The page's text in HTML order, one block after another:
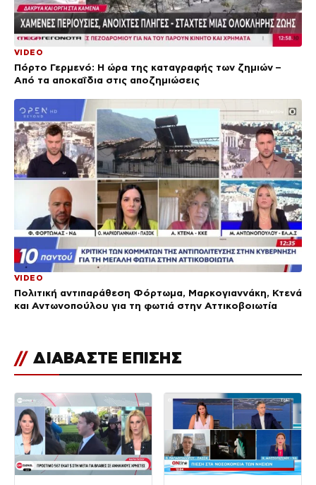
VIDEO
Πόρτο Γερμενό: Η ώρα της καταγραφής των ζημιών –
Από τα αποκαΐδια στις αποζημιώσεις
VIDEO
Πολιτική αντιπαράθεση Φόρτωμα, Μαρκογιαννάκη, Κτενά
και Αντωνοπούλου για τη φωτιά στην Αττικοβοιωτία
// ΔΙΑΒΑΣΤΕ ΕΠΙΣΗΣ